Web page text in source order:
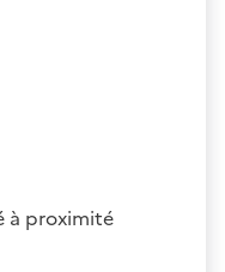
à proximité